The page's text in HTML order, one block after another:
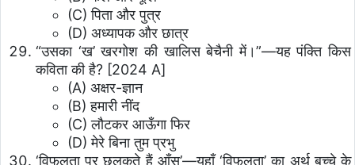
(C) पिता और पुत्र
(D) अध्यापक और छात्र
“उसका ‘ख’ खरगोश की खालिस बेचैनी में।”—यह पंक्ति किस
कविता की है? [2024 A]
(A) अक्षर-ज्ञान
(B) हमारी नींद
(C) लौटकर आऊँगा फिर
(D) मेरे बिना तुम प्रभु
‘विफलता पर छलकते हैं आँसू’—यहाँ ‘विफलता’ का अर्थ बच्चे के